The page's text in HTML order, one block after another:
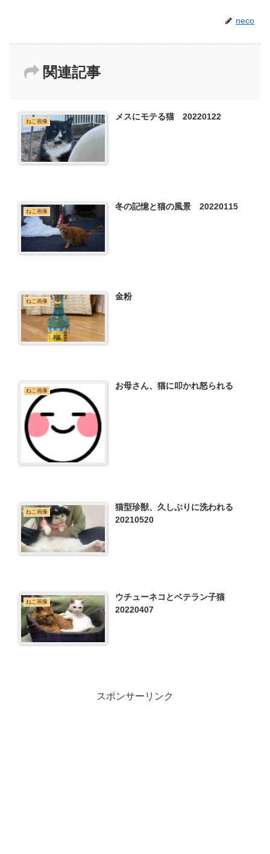
neco
関連記事
ねこ画像 メスにモテる猫 20220122
ねこ画像 冬の記憶と猫の風景 20220115
ねこ画像 金粉
ねこ画像 お母さん、猫に叩かれ怒られる
ねこ画像
猫型珍獣、久しぶりに洗われる
20210520
ねこ画像
ウチューネコとベテラン子猫
20220407
スポンサーリンク